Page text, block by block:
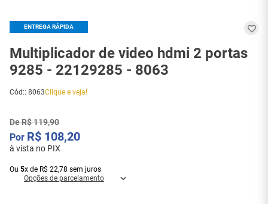
ENTREGA RÁPIDA
Multiplicador de video hdmi 2 portas
9285 - 22129285 - 8063
Cód:: 8063Clique e veja!
DeR$119,90
R$ 108,20
à vista no PIX
Ou 5x de R$ 22,78 sem juros
Opções de parcelamento